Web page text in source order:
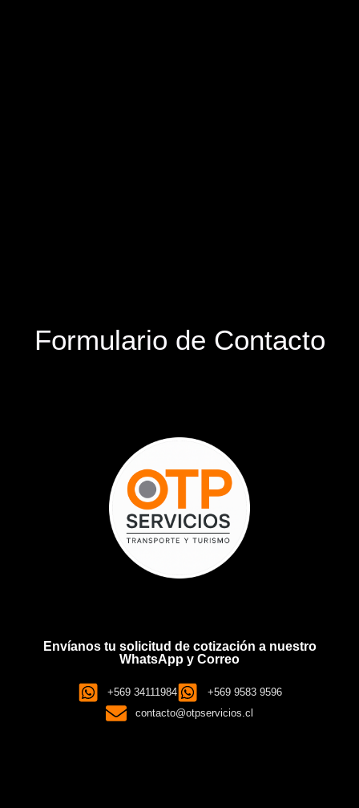
Formulario de Contacto
Envíanos tu solicitud de cotización a nuestro
WhatsApp y Correo
+569 34111984
+569 9583 9596
contacto@otpservicios.cl